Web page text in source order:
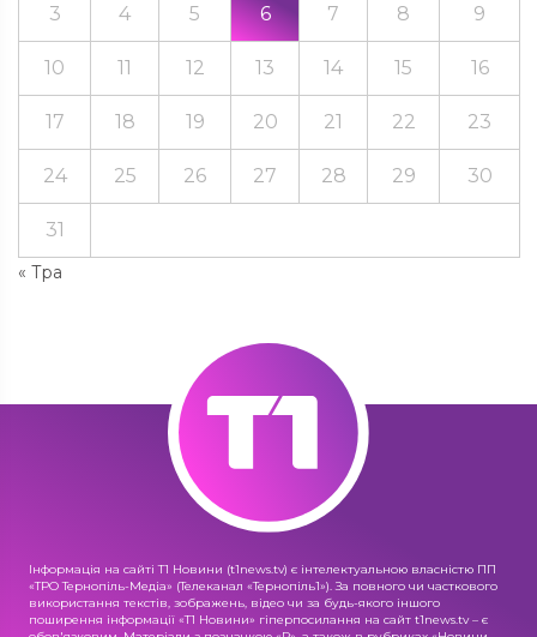
« Тра
3 4 5 6 7 8 9
10 11 12 13 14 15 16
17 18 19 20 21 22 23
24 25 26 27 28 29 30
31
Інформація на сайті Т1 Новини (t1news.tv) є інтелектуальною власністю ПП
«ТРО Тернопіль-Медіа» (Телеканал «Тернопіль1»). За повного чи часткового
використання текстів, зображень, відео чи за будь-якого іншого
поширення інформації «Т1 Новини» гіперпосилання на сайт t1news.tv – є